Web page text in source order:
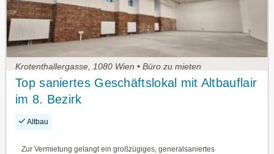
Krotenthallergasse, 1080 Wien • Büro zu mieten
Top saniertes Geschäftslokal mit Altbauflair
im 8. Bezirk
Altbau
Zur Vermietung gelangt ein großzügiges, generalsaniertes